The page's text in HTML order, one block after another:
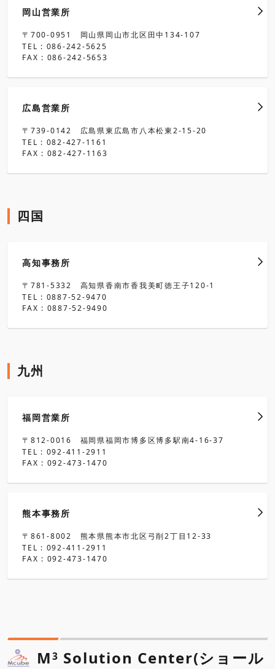
岡山営業所
〒700-0951 岡山県岡山市北区田中134-107
TEL : 086-242-5625
FAX : 086-242-5653
広島営業所
〒739-0142 広島県東広島市八本松東2-15-20
TEL : 082-427-1161
FAX : 082-427-1163
四国
高知事務所
〒781-5332 高知県香南市香我美町徳王子120-1
TEL : 0887-52-9470
FAX : 0887-52-9490
九州
福岡営業所
〒812-0016 福岡県福岡市博多区博多駅南4-16-37
TEL : 092-411-2911
FAX : 092-473-1470
熊本事務所
〒861-8002 熊本県熊本市北区弓削2丁目12-33
TEL : 092-411-2911
FAX : 092-473-1470
M3 Solution Center(ショール